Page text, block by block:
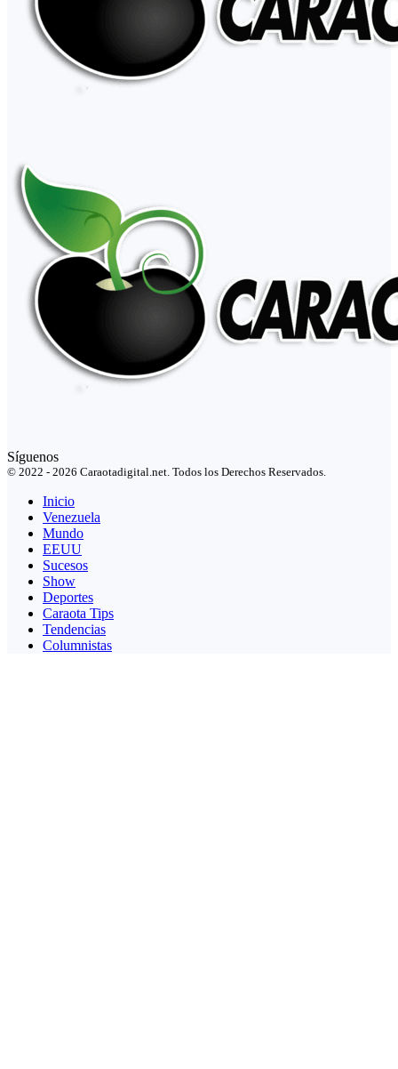
Síguenos
© 2022 - 2026 Caraotadigital.net. Todos los Derechos Reservados.
Inicio
Venezuela
Mundo
EEUU
Sucesos
Show
Deportes
Caraota Tips
Tendencias
Columnistas